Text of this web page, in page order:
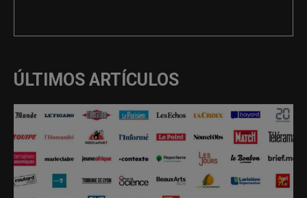
ÚLTIMOS ARTÍCULOS